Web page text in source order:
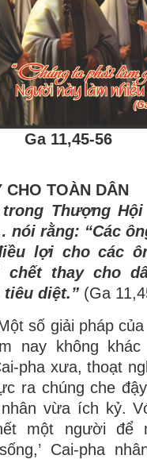
Ga 11,45-56
CHO TOÀN DÂN
Thượng
nói rằng: “Các
lợi cho các
chết thay cho
tiêu diệt.” (Ga
số giải pháp
nay không
pha xưa, thoạt
ra chúng che
vừa ích kỷ.
một người để
Cai-pha